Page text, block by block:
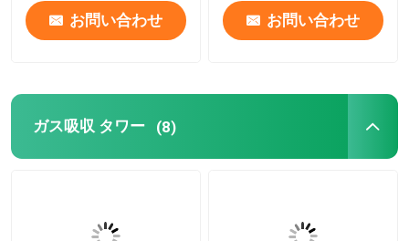
お問い合わせ お問い合わせ
ガス吸収 タワー (8)